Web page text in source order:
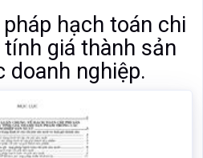
hạch toán chi
giá thành sản
doanh nghiệp.